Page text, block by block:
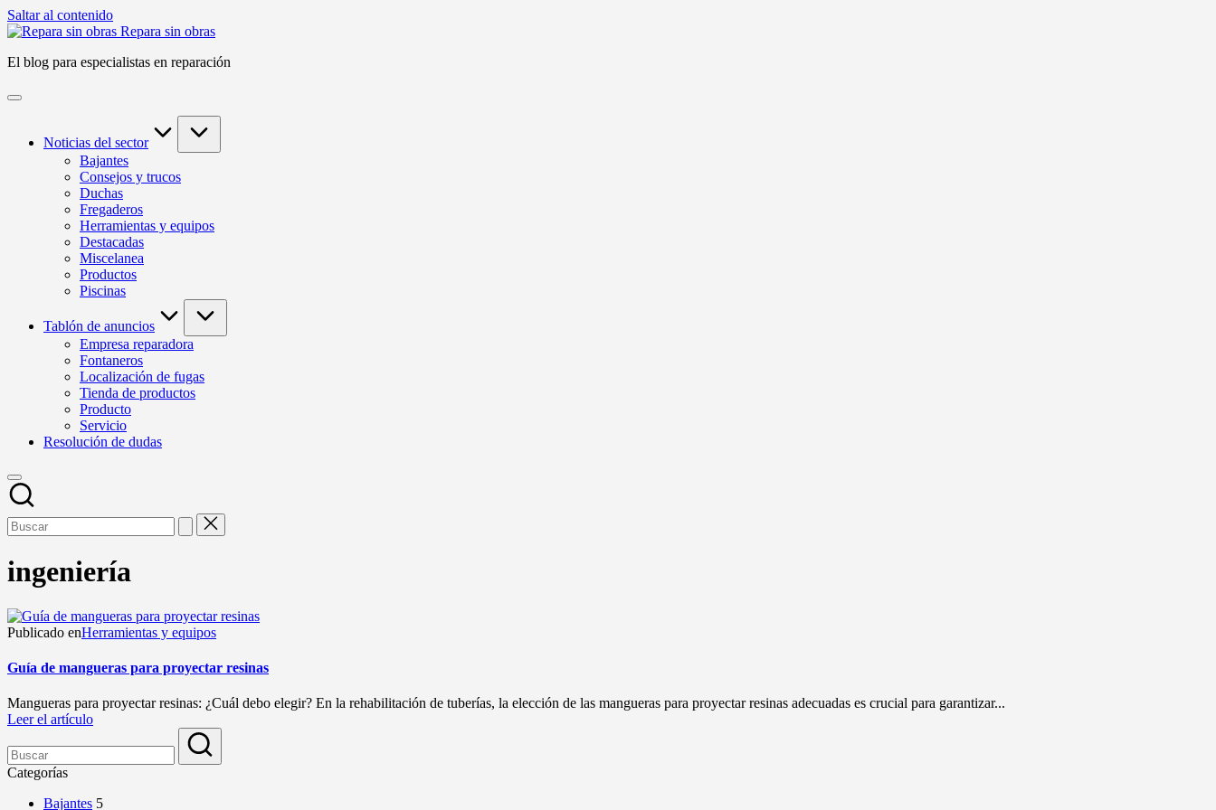
Saltar al contenido
Repara sin obras
El blog para especialistas en reparación
Noticias del sector
Bajantes
Consejos y trucos
Duchas
Fregaderos
Herramientas y equipos
Destacadas
Miscelanea
Productos
Piscinas
Tablón de anuncios
Empresa reparadora
Fontaneros
Localización de fugas
Tienda de productos
Producto
Servicio
Resolución de dudas
ingeniería
Publicado enHerramientas y equipos
Guía de mangueras para proyectar resinas
Mangueras para proyectar resinas: ¿Cuál debo elegir? En la rehabilitación de tuberías, la elección de las mangueras para proyectar resinas adecuadas es crucial para garantizar...
Leer el artículo
Categorías
Bajantes 5